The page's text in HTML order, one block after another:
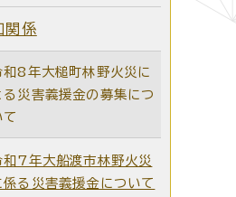
関係
和8年大槌町林野火災に
る災害義援金の募集につ
て
和7年大船渡市林野火災
係る災害義援金について